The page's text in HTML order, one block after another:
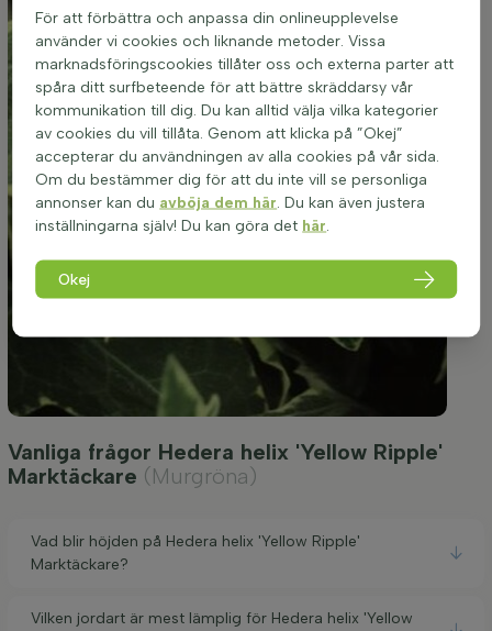
Vanliga frågor Hedera helix 'Yellow Ripple'
Marktäckare (Murgröna)
Vad blir höjden på Hedera helix 'Yellow Ripple'
Marktäckare?
Vilken jordart är mest lämplig för Hedera helix 'Yellow
För att förbättra och anpassa din onlineupplevelse
använder vi cookies och liknande metoder. Vissa
marknadsföringscookies tillåter oss och externa parter att
spåra ditt surfbeteende för att bättre skräddarsy vår
kommunikation till dig. Du kan alltid välja vilka kategorier
av cookies du vill tillåta. Genom att klicka på ”Okej”
accepterar du användningen av alla cookies på vår sida.
Om du bestämmer dig för att du inte vill se personliga
annonser kan du avböja dem här . Du kan även justera
inställningarna själv! Du kan göra det här
Okej